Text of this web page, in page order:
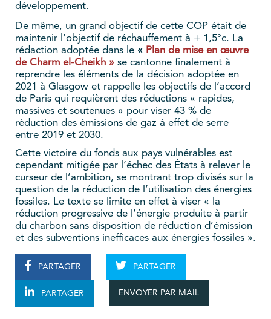
développement.
De même, un grand objectif de cette COP était de
maintenir l’objectif de réchauffement à + 1,5°c. La
rédaction adoptée dans le « Plan de mise en œuvre
de Charm el-Cheikh » se cantonne finalement à
reprendre les éléments de la décision adoptée en
2021 à Glasgow et rappelle les objectifs de l’accord
de Paris qui requièrent des réductions « rapides,
massives et soutenues » pour viser 43 % de
réduction des émissions de gaz à effet de serre
entre 2019 et 2030.
Cette victoire du fonds aux pays vulnérables est
cependant mitigée par l’échec des États à relever le
curseur de l’ambition, se montrant trop divisés sur la
question de la réduction de l’utilisation des énergies
fossiles. Le texte se limite en effet à viser « la
réduction progressive de l’énergie produite à partir
du charbon sans disposition de réduction d’émission
et des subventions inefficaces aux énergies fossiles ».
PARTAGER PARTAGER
PARTAGER ENVOYER PAR MAIL